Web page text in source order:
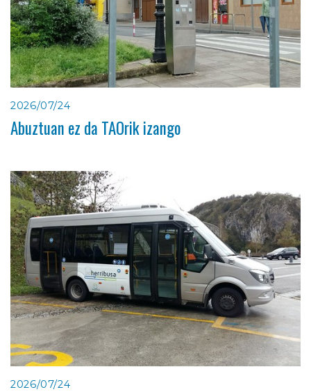
2026/07/24
Abuztuan ez da TAOrik izango
2026/07/24